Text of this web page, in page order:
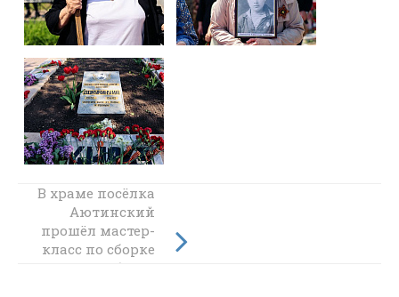
Священник
посетил хоспис
хутора Красный
В храме посёлка
Аютинский
прошёл мастер-
класс по сборке
и разборке